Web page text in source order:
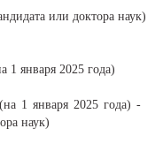
или доктора наук)
1 января 2025 года)
1 января 2025 года) -
наук)